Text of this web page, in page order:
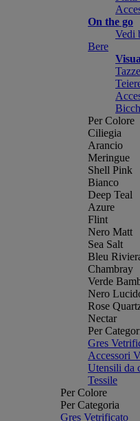
On the go
Vedi
Bere
Per Colore
Ciliegia
Arancio
Meringue
Shell Pink
Bianco
Deep Teal
Azure
Flint
Nero Matt
Sea Salt
Bleu
Chambray
Verde
Nero
Rose
Nectar
Per
Gres
Accessori
Utensili da
Tessile
Per Colore
Per Categoria
Gres Vetrificato